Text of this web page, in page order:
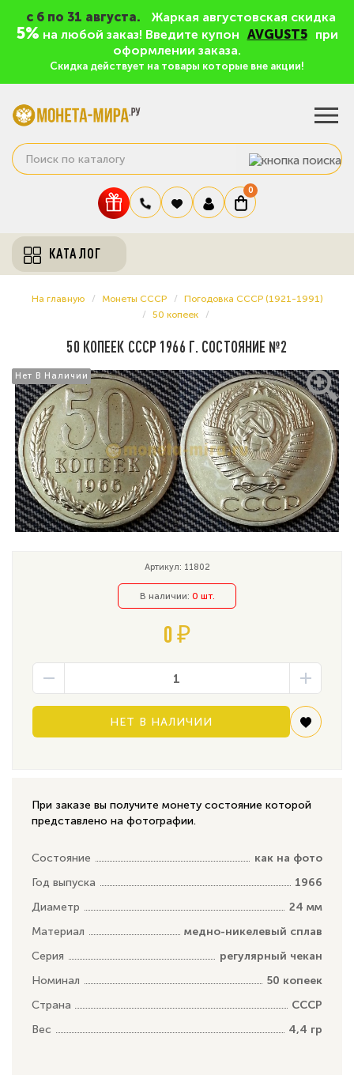
c 6 по 31 августа. Жаркая августовская скидка
5% на любой заказ! Введите купон AVGUST5
при
оформлении заказа.
Скидка действует на товары которые вне акции!
0
КАТАЛОГ
На главную Монеты СССР
Погодовка СССР (1921-1991)
50 копеек
50 КОПЕЕК СССР 1966 Г. СОСТОЯНИЕ №2
Нет В Наличии
Нет В Наличии
Артикул: 11802
В наличии: 0 шт.
0 ₽
НЕТ В НАЛИЧИИ
При заказе вы получите монету состояние которой
представлено на фотографии.
Состояние
как на фото
Год выпуска
1966
Диаметр
24 мм
Материал
медно-никелевый сплав
Серия
регулярный чекан
Номинал
50 копеек
Страна
СССР
Вес
4,4 гр